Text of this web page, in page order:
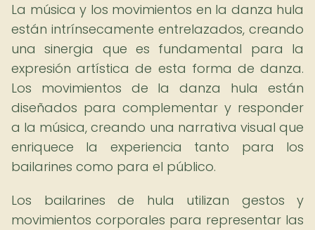
La música y los movimientos en la danza hula
están intrínsecamente entrelazados, creando
una sinergia que es fundamental para la
expresión artística de esta forma de danza.
Los movimientos de la danza hula están
diseñados para complementar y responder
a la música, creando una narrativa visual que
enriquece la experiencia tanto para los
bailarines como para el público.
Los bailarines de hula utilizan gestos y
movimientos corporales para representar las